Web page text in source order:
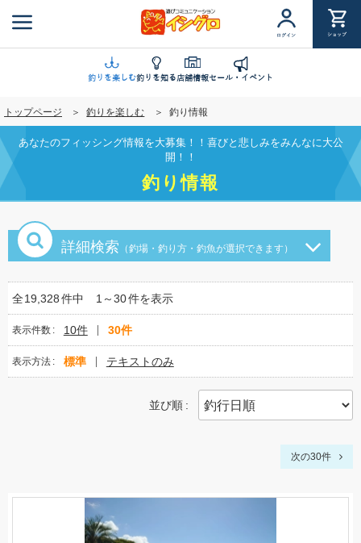
ン
に
移
動
ログイン ショップ
釣りを楽しむ釣りを知る店舗情報セール・イベント
トップページ 釣りを楽しむ 釣り情報
あなたのフィッシング情報を大募集！！喜びと悲しみをみんなに大公
開！！
釣り情報
詳細検索 （釣場・釣り方・釣魚が選択できます）
全19,328件中 1～30件を表示
表示件数 10件 30件
表示方法 標準 テキストのみ
並び順
次の30件